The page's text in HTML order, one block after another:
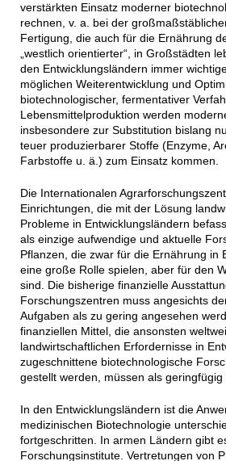
verstärkten Einsatz moderner
rechnen, v. a. bei der
Fertigung, die auch für die Ernährung
„westlich orientierter“, in Großstädten
den Entwicklungsländern immer
möglichen Weiterentwicklung und
biotechnologischer, fermentativer
Lebensmittelproduktion werden
insbesondere zur Substitution bislang
teuer produzierbarer Stoffe (Enzyme,
Farbstoffe u. ä.) zum Einsatz kommen.
Die Internationalen
Einrichtungen, die mit der Lösung
Probleme in Entwicklungsländern
als einzige aufwendige und aktuelle
Pflanzen, die zwar für die Ernährung in
eine große Rolle spielen, aber für den
sind. Die bisherige finanzielle
Forschungszentren muss angesichts
Aufgaben als zu gering angesehen
finanziellen Mittel, die ansonsten
landwirtschaftlichen Erfordernisse in
zugeschnittene biotechnologische
gestellt werden, müssen als
In den Entwicklungsländern ist die
medizinischen Biotechnologie
fortgeschritten. In armen Ländern gibt
Forschungsinstitute. Vertretungen von